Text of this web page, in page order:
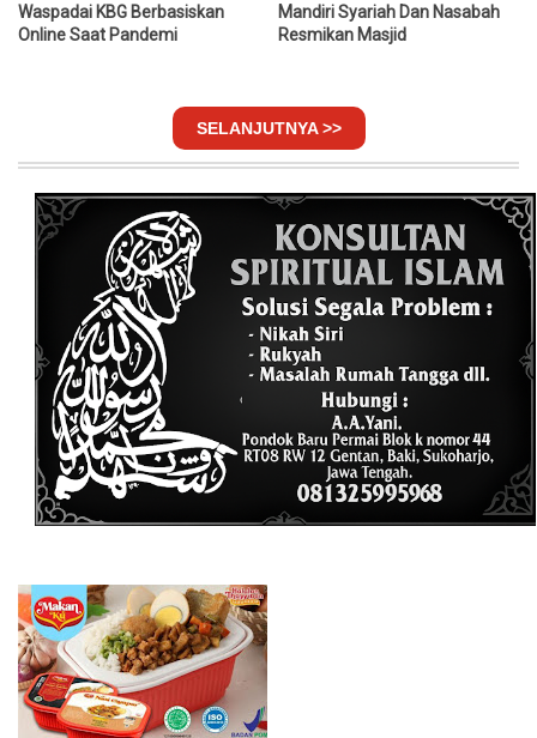
Waspadai KBG Berbasiskan
Online Saat Pandemi
Mandiri Syariah Dan Nasabah
Resmikan Masjid
SELANJUTNYA >>